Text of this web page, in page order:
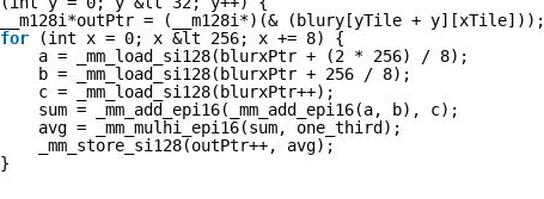
__m128i*outPtr = (__m128i*)(& (blury[yTile + y][xTile]));
for
(int x = 0; x &lt 256; x += 8) {
a = _mm_load_si128(blurxPtr + (2 * 256) / 8);
b = _mm_load_si128(blurxPtr + 256 / 8);
c = _mm_load_si128(blurxPtr++);
sum = _mm_add_epi16(_mm_add_epi16(a, b), c);
avg = _mm_mulhi_epi16(sum, one_third);
_mm_store_si128(outPtr++, avg);
}